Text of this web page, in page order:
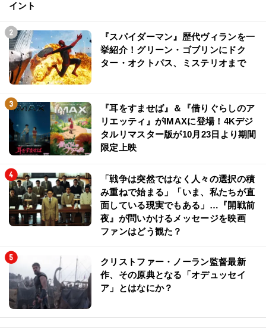
イント
『スパイダーマン』歴代ヴィランを一
挙紹介！グリーン・ゴブリンにドク
ター・オクトパス、ミステリオまで
『耳をすませば』＆『借りぐらしのア
リエッティ』がIMAXに登場！4Kデジ
タルリマスター版が10月23日より期間
限定上映
「戦争は突然ではなく人々の選択の積
み重ねで始まる」「いま、私たちが直
面している現実でもある」…『開戦前
夜』が問いかけるメッセージを映画
ファンはどう観た？
クリストファー・ノーラン監督最新
作、その原典となる「オデュッセイ
ア」とはなにか？